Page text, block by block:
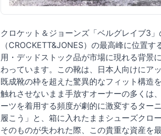
クロケット＆ジョーンズ「ベルグレイブ3
（CROCKETT&JONES）の最高峰に位置
用・デッドストック品が市場に現れる背景
わっています。この靴は、日本人向けにア
既成靴の枠を超えた驚異的なフィット構造
触れさせないまま手放すオーナーの多くは
ーツを着用する頻度が劇的に激変するター
履こう」と、箱に入れたままシューズクロ
そのものが失われた際、この貴重な資産を